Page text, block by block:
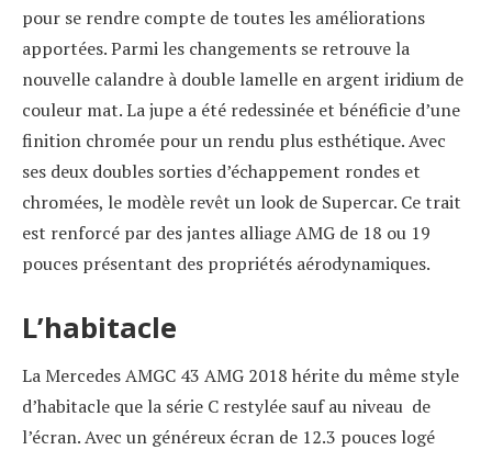
pour se rendre compte de toutes les améliorations
apportées. Parmi les changements se retrouve la
nouvelle calandre à double lamelle en argent iridium de
couleur mat. La jupe a été redessinée et bénéficie d’une
finition chromée pour un rendu plus esthétique. Avec
ses deux doubles sorties d’échappement rondes et
chromées, le modèle revêt un look de Supercar. Ce trait
est renforcé par des jantes alliage AMG de 18 ou 19
pouces présentant des propriétés aérodynamiques.
L’habitacle
La Mercedes AMGC 43 AMG 2018 hérite du même style
d’habitacle que la série C restylée sauf au niveau de
l’écran. Avec un généreux écran de 12.3 pouces logé